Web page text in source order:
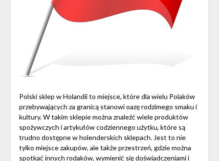
Polski sklep w Holandii to miejsce, które dla wielu Polaków
przebywających za granicą stanowi oazę rodzimego smaku i
kultury. W takim sklepie można znaleźć wiele produktów
spożywczych i artykułów codziennego użytku, które są
trudno dostępne w holenderskich sklepach. Jest to nie
tylko miejsce zakupów, ale także przestrzeń, gdzie można
spotkać innych rodaków, wymienić się doświadczeniami i